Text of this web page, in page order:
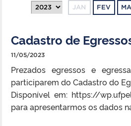
JAN FEV
Cadastro de
11/05/2023
Prezados egressos e
participarem do Cadastro do
Disponível em: https://
para apresentarmos os dados